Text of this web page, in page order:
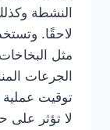
النشطة
لاحقًا.
مثل
الجرعات
توقيت عملية
لا تؤثر على